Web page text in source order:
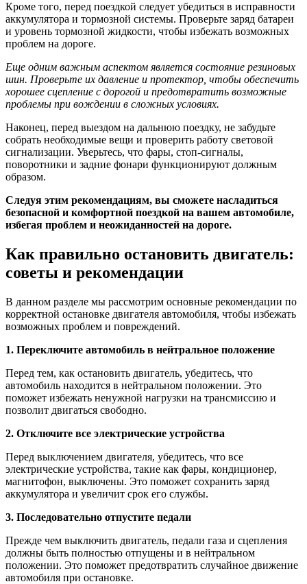
Кроме того, перед поездкой следует убедиться в исправности
аккумулятора и тормозной системы. Проверьте заряд батареи
и уровень тормозной жидкости, чтобы избежать возможных
проблем на дороге.
Еще одним важным аспектом является состояние резиновых
шин. Проверьте их давление и протектор, чтобы обеспечить
хорошее сцепление с дорогой и предотвратить возможные
проблемы при вождении в сложных условиях.
Наконец, перед выездом на дальнюю поездку, не забудьте
собрать необходимые вещи и проверить работу световой
сигнализации. Уверьтесь, что фары, стоп-сигналы,
поворотники и задние фонари функционируют должным
образом.
Следуя этим рекомендациям, вы сможете насладиться
безопасной и комфортной поездкой на вашем автомобиле,
избегая проблем и неожиданностей на дороге.
Как правильно остановить двигатель:
советы и рекомендации
В данном разделе мы рассмотрим основные рекомендации по
корректной остановке двигателя автомобиля, чтобы избежать
возможных проблем и повреждений.
1. Переключите автомобиль в нейтральное положение
Перед тем, как остановить двигатель, убедитесь, что
автомобиль находится в нейтральном положении. Это
поможет избежать ненужной нагрузки на трансмиссию и
позволит двигаться свободно.
2. Отключите все электрические устройства
Перед выключением двигателя, убедитесь, что все
электрические устройства, такие как фары, кондиционер,
магнитофон, выключены. Это поможет сохранить заряд
аккумулятора и увеличит срок его службы.
3. Последовательно отпустите педали
Прежде чем выключить двигатель, педали газа и сцепления
должны быть полностью отпущены и в нейтральном
положении. Это поможет предотвратить случайное движение
автомобиля при остановке.